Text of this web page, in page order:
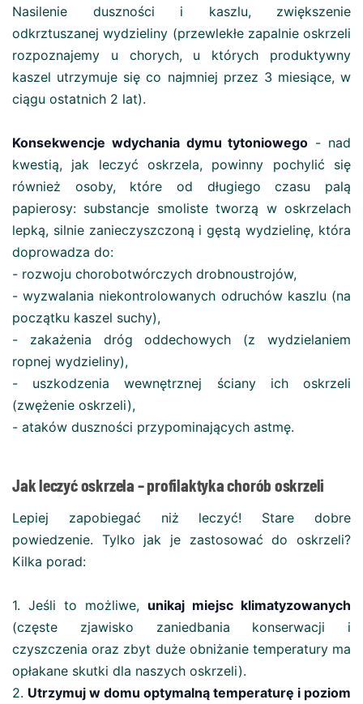
Nasilenie duszności i kaszlu, zwiększenie
odkrztuszanej wydzieliny (przewlekłe zapalnie oskrzeli
rozpoznajemy u chorych, u których produktywny
kaszel utrzymuje się co najmniej przez 3 miesiące, w
ciągu ostatnich 2 lat).
Konsekwencje wdychania dymu tytoniowego - nad
kwestią, jak leczyć oskrzela, powinny pochylić się
również osoby, które od długiego czasu palą
papierosy: substancje smoliste tworzą w oskrzelach
lepką, silnie zanieczyszczoną i gęstą wydzielinę, która
doprowadza do:
- rozwoju chorobotwórczych drobnoustrojów,
- wyzwalania niekontrolowanych odruchów kaszlu (na
początku kaszel suchy),
- zakażenia dróg oddechowych (z wydzielaniem
ropnej wydzieliny),
- uszkodzenia wewnętrznej ściany ich oskrzeli
(zwężenie oskrzeli),
- ataków duszności przypominających astmę.
Jak leczyć oskrzela – profilaktyka chorób oskrzeli
Lepiej zapobiegać niż leczyć! Stare dobre
powiedzenie. Tylko jak je zastosować do oskrzeli?
Kilka porad:
1. Jeśli to możliwe, unikaj miejsc klimatyzowanych
(częste zjawisko zaniedbania konserwacji i
czyszczenia oraz zbyt duże obniżanie temperatury ma
opłakane skutki dla naszych oskrzeli).
2. Utrzymuj w domu optymalną temperaturę i poziom